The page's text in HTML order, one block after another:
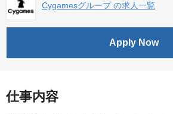
Cygamesグループ の求人一覧
Apply Now
仕事内容